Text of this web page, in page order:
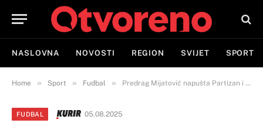
NASLOVNA NOVOSTI REGION SVIJET SPORT
Home » Sport » Fudbal » Predrag Mijatović napušta Partizan i preuzima čuveni klub?!
FUDBAL 05.08.2025